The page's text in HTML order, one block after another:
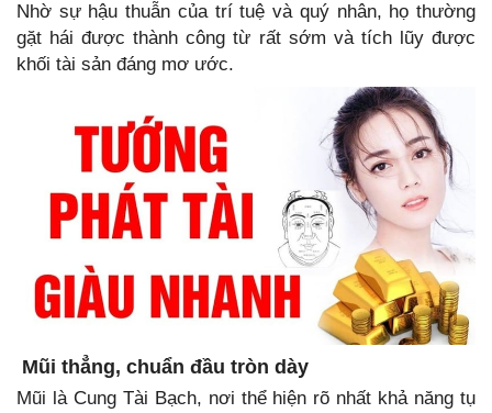
Nhờ sự hậu thuẫn của trí tuệ và quý nhân, họ thường
gặt hái được thành công từ rất sớm và tích lũy được
khối tài sản đáng mơ ước.
Mũi thẳng, chuẩn đầu tròn dày
Mũi là Cung Tài Bạch, nơi thể hiện rõ nhất khả năng tụ